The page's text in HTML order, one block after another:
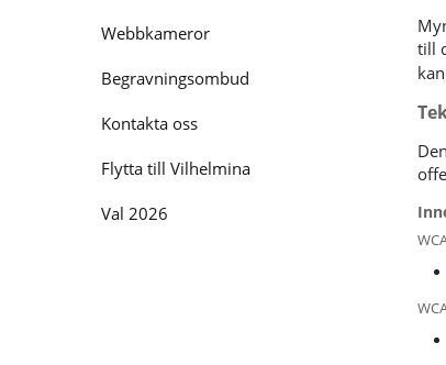
Webbkameror
Begravningsombud
Kontakta oss
Flytta till Vilhelmina
Val 2026
till